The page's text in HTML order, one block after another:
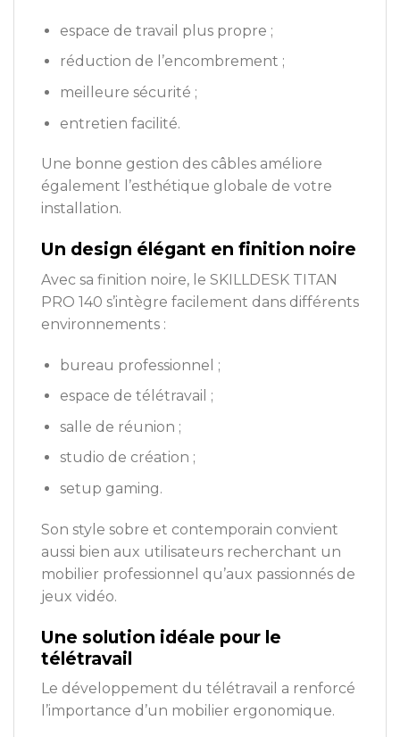
espace de travail plus propre ;
réduction de l’encombrement ;
meilleure sécurité ;
entretien facilité.
Une bonne gestion des câbles améliore
également l’esthétique globale de votre
installation.
Un design élégant en finition noire
Avec sa finition noire, le SKILLDESK TITAN
PRO 140 s’intègre facilement dans différents
environnements :
bureau professionnel ;
espace de télétravail ;
salle de réunion ;
studio de création ;
setup gaming.
Son style sobre et contemporain convient
aussi bien aux utilisateurs recherchant un
mobilier professionnel qu’aux passionnés de
jeux vidéo.
Une solution idéale pour le
télétravail
Le développement du télétravail a renforcé
l’importance d’un mobilier ergonomique.